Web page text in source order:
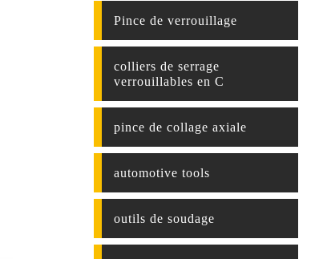
Pince de verrouillage
colliers de serrage
verrouillables en C
pince de collage axiale
automotive tools
outils de soudage